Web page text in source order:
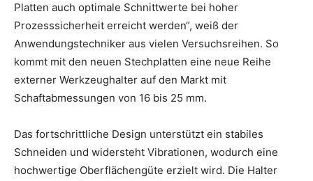
Platten auch optimale Schnittwerte bei hoher
Prozesssicherheit erreicht werden“, weiß der
Anwendungstechniker aus vielen Versuchsreihen. So
kommt mit den neuen Stechplatten eine neue Reihe
externer Werkzeughalter auf den Markt mit
Schaftabmessungen von 16 bis 25 mm.
Das fortschrittliche Design unterstützt ein stabiles
Schneiden und widersteht Vibrationen, wodurch eine
hochwertige Oberflächengüte erzielt wird. Die Halter